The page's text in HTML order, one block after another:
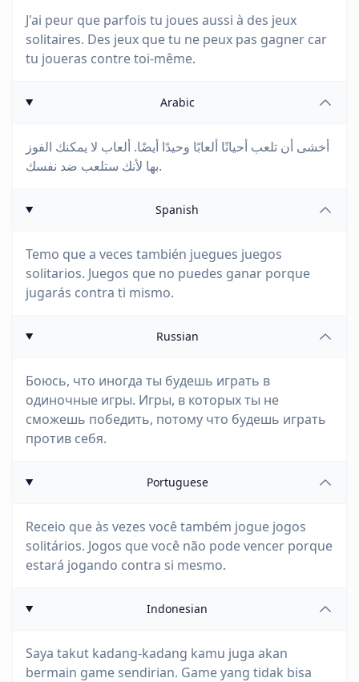
J'ai peur que parfois tu joues aussi à des jeux
solitaires. Des jeux que tu ne peux pas gagner car
tu joueras contre toi-même.
Arabic
أخشى أن تلعب أحيانًا ألعابًا وحيدًا أيضًا. ألعاب لا يمكنك الفوز
بها لأنك ستلعب ضد نفسك.
Spanish
Temo que a veces también juegues juegos
solitarios. Juegos que no puedes ganar porque
jugarás contra ti mismo.
Russian
Боюсь, что иногда ты будешь играть в
одиночные игры. Игры, в которых ты не
сможешь победить, потому что будешь играть
против себя.
Portuguese
Receio que às vezes você também jogue jogos
solitários. Jogos que você não pode vencer porque
estará jogando contra si mesmo.
Indonesian
Saya takut kadang-kadang kamu juga akan
bermain game sendirian. Game yang tidak bisa